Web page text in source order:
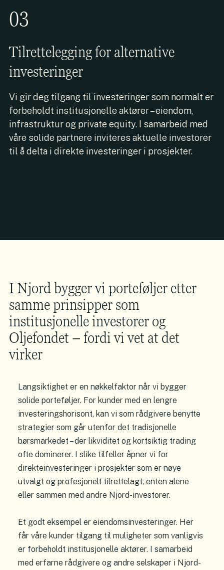
03
Tilrettelegging for alternative
investeringer
Vi gir deg tilgang til investeringer som normalt er
forbeholdt institusjonelle aktører – eiendom,
infrastruktur og private equity. I samarbeid med
våre solide partnere inviteres aktuelle investorer
til å delta i direkte investeringer i prosjekter.
I Njord bygger vi porteføljer etter
samme prinsipper som
institusjonelle investorer og
Oljefondet – fordi vi vet at det
virker
Langsiktighet er en nøkkelfaktor når vi bygger
solide porteføljer. For kunder med en lengre
investeringshorisont, kan vi som rådgivere benytte
strategier som går utenfor det tradisjonelle
børsmarkedet – der likviditet og kortsiktig trading
ofte dominerer. I slike tilfeller åpner vi for
direkteinvesteringer i prosjekter som er nøye
utvalgt og profesjonelt tilrettelagt, enten alene
eller sammen med andre Njord-investorer.
Et godt eksempel er eiendomsinvesteringer. Her
får våre kunder tilgang til muligheter som vanligvis
er forbeholdt institusjonelle aktører. I samarbeid
med erfarne rådgivere og andre selskaper i Njord-